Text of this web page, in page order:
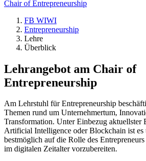
Chair of Entrepreneurship
FB WIWI
Entrepreneurship
Lehre
Überblick
Lehrangebot am Chair of
Entrepreneurship
Am Lehrstuhl für Entrepreneurship
Themen rund um Unternehmertum,
Transformation. Unter Einbezug
Artificial Intelligence oder Blockchain ist es
bestmöglich auf die Rolle des
im digitalen Zeitalter vorzubereiten.